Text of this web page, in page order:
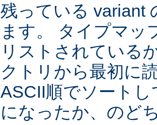
残っている variant
ます。 タイプマッ
リストされている
クトリから最初に
ASCII順でソート
になったか、のど